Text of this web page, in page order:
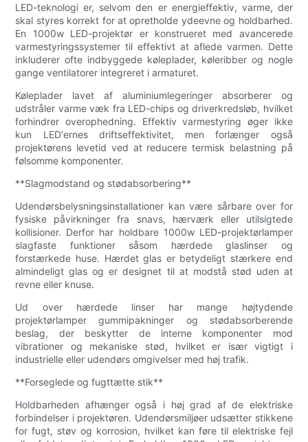
LED-teknologi er, selvom den er energieffektiv, varme, der
skal styres korrekt for at opretholde ydeevne og holdbarhed.
En 1000w LED-projektør er konstrueret med avancerede
varmestyringssystemer til effektivt at aflede varmen. Dette
inkluderer ofte indbyggede køleplader, køleribber og nogle
gange ventilatorer integreret i armaturet.
Køleplader lavet af aluminiumlegeringer absorberer og
udstråler varme væk fra LED-chips og driverkredsløb, hvilket
forhindrer overophedning. Effektiv varmestyring øger ikke
kun LED'ernes driftseffektivitet, men forlænger også
projektørens levetid ved at reducere termisk belastning på
følsomme komponenter.
**Slagmodstand og stødabsorbering**
Udendørsbelysningsinstallationer kan være sårbare over for
fysiske påvirkninger fra snavs, hærværk eller utilsigtede
kollisioner. Derfor har holdbare 1000w LED-projektørlamper
slagfaste funktioner såsom hærdede glaslinser og
forstærkede huse. Hærdet glas er betydeligt stærkere end
almindeligt glas og er designet til at modstå stød uden at
revne eller knuse.
Ud over hærdede linser har mange højtydende
projektørlamper gummipakninger og stødabsorberende
beslag, der beskytter de interne komponenter mod
vibrationer og mekaniske stød, hvilket er især vigtigt i
industrielle eller udendørs omgivelser med høj trafik.
**Forseglede og fugttætte stik**
Holdbarheden afhænger også i høj grad af de elektriske
forbindelser i projektøren. Udendørsmiljøer udsætter stikkene
for fugt, støv og korrosion, hvilket kan føre til elektriske fejl